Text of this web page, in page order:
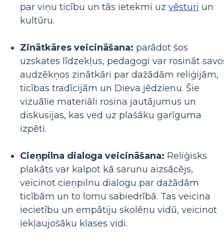
par viņu ticību un tās ietekmi uz vēsturi un
kultūru.
Zinātkāres veicināšana: parādot šos
uzskates līdzekļus, pedagogi var rosināt
audzēkņos zinātkāri par dažādām reliģijām,
ticības tradīcijām un Dieva jēdzienu. Šie
vizuālie materiāli rosina jautājumus un
diskusijas, kas ved uz plašāku garīguma
izpēti.
Cieņpilna dialoga veicināšana: Reliģisks
plakāts var kalpot kā sarunu aizsācējs,
veicinot cieņpilnu dialogu par dažādām
ticībām un to lomu sabiedrībā. Tas veicina
iecietību un empātiju skolēnu vidū, veicinot
iekļaujošāku klases vidi.